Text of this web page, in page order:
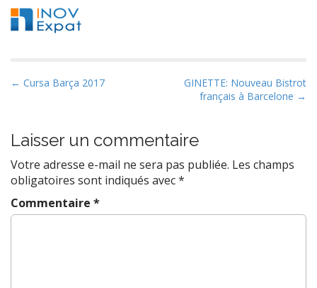
P
t
n
a
v
i
← Cursa Barça 2017
GINETTE: Nouveau Bistrot
français à Barcelone →
Laisser un commentaire
Votre adresse e-mail ne sera pas publiée. Les champs
obligatoires sont indiqués avec*
Commentaire *